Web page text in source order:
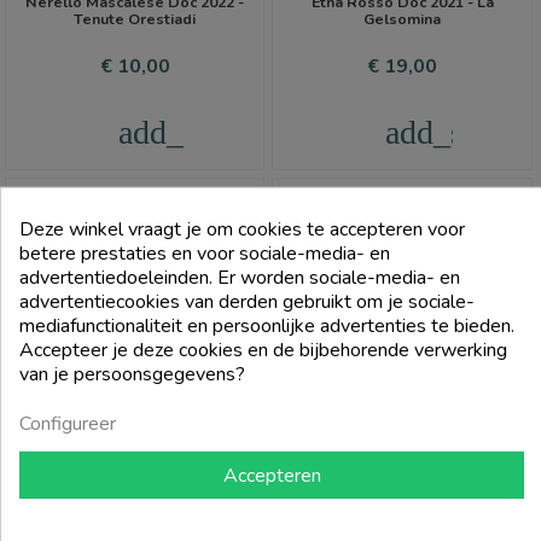
aan vakmanschap en uitmuntendheid wordt weerspiegeld
Etna Rosso-wijnen die ze produceren.
Koop uwEtna Rosso- wijn op Vinove
bezoek danvinove.it
. Hier vindt u een zorgvuldige selectie
-wijnen uit de beste kelders van de Etna,
klaar om geproefd en gewaardeerd te worden.
Tenute Orestiadi
Prijs
€ 10,00
add_shopping_cart
Gelsomina
Prijs
€ 19,00
Deze winkel vraagt je om cookies te accepteren voor
betere prestaties en voor sociale-media- en
advertentiedoeleinden. Er worden sociale-media- en
advertentiecookies van derden gebruikt om je sociale-
mediafunctionaliteit en persoonlijke advertenties te bieden.
Accepteer je deze cookies en de bijbehorende verwerking
van je persoonsgegevens?
Configureer
Accepteren